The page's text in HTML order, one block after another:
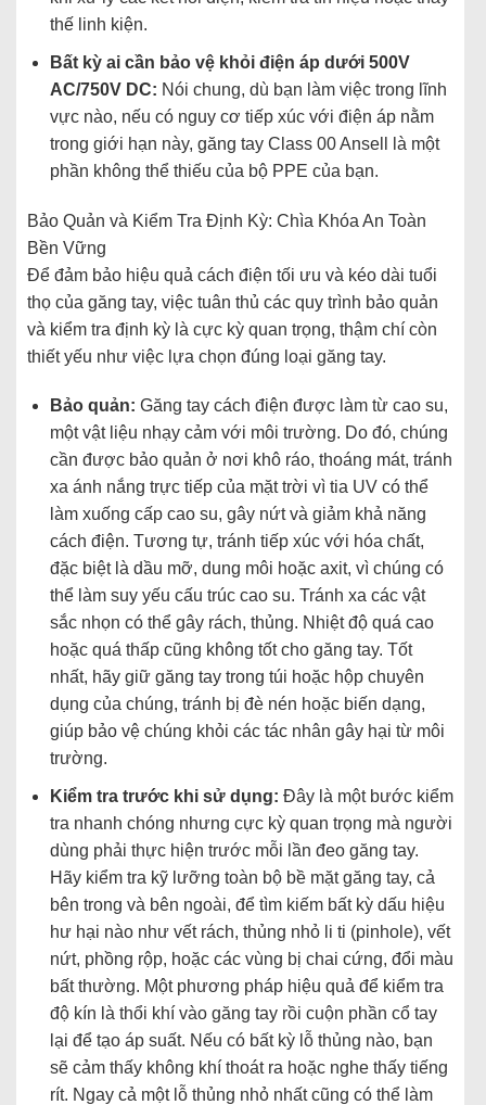
thế linh kiện.
Bất kỳ ai cần bảo vệ khỏi điện áp dưới 500V
AC/750V DC: Nói chung, dù bạn làm việc trong lĩnh
vực nào, nếu có nguy cơ tiếp xúc với điện áp nằm
trong giới hạn này, găng tay Class 00 Ansell là một
phần không thể thiếu của bộ PPE của bạn.
Bảo Quản và Kiểm Tra Định Kỳ: Chìa Khóa An Toàn
Bền Vững
Để đảm bảo hiệu quả cách điện tối ưu và kéo dài tuổi
thọ của găng tay, việc tuân thủ các quy trình bảo quản
và kiểm tra định kỳ là cực kỳ quan trọng, thậm chí còn
thiết yếu như việc lựa chọn đúng loại găng tay.
Bảo quản: Găng tay cách điện được làm từ cao su,
một vật liệu nhạy cảm với môi trường. Do đó, chúng
cần được bảo quản ở nơi khô ráo, thoáng mát, tránh
xa ánh nắng trực tiếp của mặt trời vì tia UV có thể
làm xuống cấp cao su, gây nứt và giảm khả năng
cách điện. Tương tự, tránh tiếp xúc với hóa chất,
đặc biệt là dầu mỡ, dung môi hoặc axit, vì chúng có
thể làm suy yếu cấu trúc cao su. Tránh xa các vật
sắc nhọn có thể gây rách, thủng. Nhiệt độ quá cao
hoặc quá thấp cũng không tốt cho găng tay. Tốt
nhất, hãy giữ găng tay trong túi hoặc hộp chuyên
dụng của chúng, tránh bị đè nén hoặc biến dạng,
giúp bảo vệ chúng khỏi các tác nhân gây hại từ môi
trường.
Kiểm tra trước khi sử dụng: Đây là một bước kiểm
tra nhanh chóng nhưng cực kỳ quan trọng mà người
dùng phải thực hiện trước mỗi lần đeo găng tay.
Hãy kiểm tra kỹ lưỡng toàn bộ bề mặt găng tay, cả
bên trong và bên ngoài, để tìm kiếm bất kỳ dấu hiệu
hư hại nào như vết rách, thủng nhỏ li ti (pinhole), vết
nứt, phồng rộp, hoặc các vùng bị chai cứng, đổi màu
bất thường. Một phương pháp hiệu quả để kiểm tra
độ kín là thổi khí vào găng tay rồi cuộn phần cổ tay
lại để tạo áp suất. Nếu có bất kỳ lỗ thủng nào, bạn
sẽ cảm thấy không khí thoát ra hoặc nghe thấy tiếng
rít. Ngay cả một lỗ thủng nhỏ nhất cũng có thể làm